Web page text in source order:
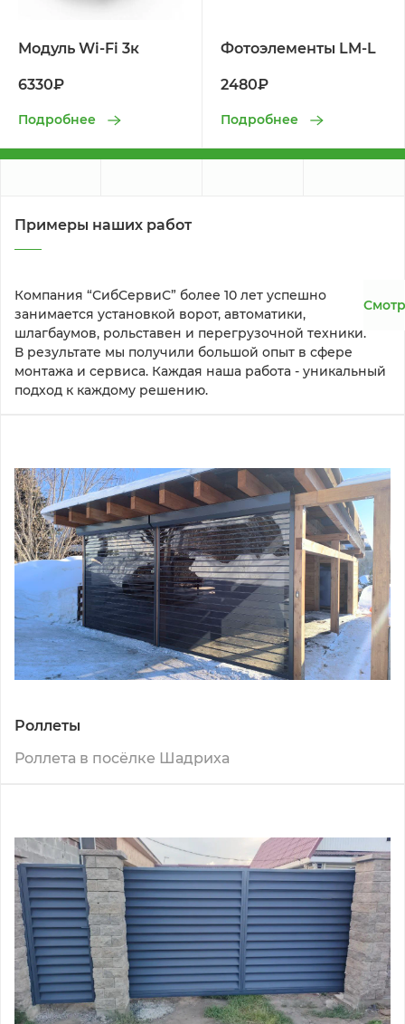
Модуль Wi-Fi 3к
6330₽
Подробнее
Фотоэлементы LM-L
2480₽
Подробнее
Примеры наших работ
Компания “СибСервиС” более 10 лет успешно
занимается установкой ворот, автоматики,
шлагбаумов, рольставен и перегрузочной техники.
В результате мы получили большой опыт в сфере
монтажа и сервиса. Каждая наша работа - уникальный
подход к каждому решению.
Роллеты
Роллета в посёлке Шадриха